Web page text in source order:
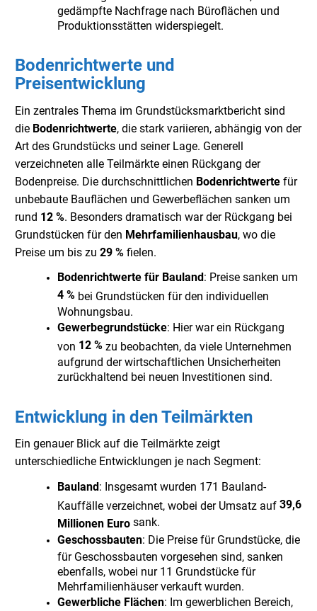
gedämpfte Nachfrage nach Büroflächen und
Produktionsstätten widerspiegelt.
Bodenrichtwerte und
Preisentwicklung
Ein zentrales Thema im Grundstücksmarktbericht sind
die Bodenrichtwerte, die stark variieren, abhängig von der
Art des Grundstücks und seiner Lage. Generell
verzeichneten alle Teilmärkte einen Rückgang der
Bodenpreise. Die durchschnittlichen Bodenrichtwerte für
unbebaute Bauflächen und Gewerbeflächen sanken um
rund 12 %. Besonders dramatisch war der Rückgang bei
Grundstücken für den Mehrfamilienhausbau, wo die
Preise um bis zu 29 % fielen.
Bodenrichtwerte für Bauland : Preise sanken um
4 % bei Grundstücken für den individuellen
Wohnungsbau.
Gewerbegrundstücke: Hier war ein Rückgang
von 12 % zu beobachten, da viele Unternehmen
aufgrund der wirtschaftlichen Unsicherheiten
zurückhaltend bei neuen Investitionen sind.
Entwicklung in den Teilmärkten
Ein genauer Blick auf die Teilmärkte zeigt
unterschiedliche Entwicklungen je nach Segment:
Bauland: Insgesamt wurden 171 Bauland-
Kauffälle verzeichnet, wobei der Umsatz auf 39,6
Millionen Euro sank.
Geschossbauten: Die Preise für Grundstücke, die
für Geschossbauten vorgesehen sind, sanken
ebenfalls, wobei nur 11 Grundstücke für
Mehrfamilienhäuser verkauft wurden.
Gewerbliche Flächen: Im gewerblichen Bereich,